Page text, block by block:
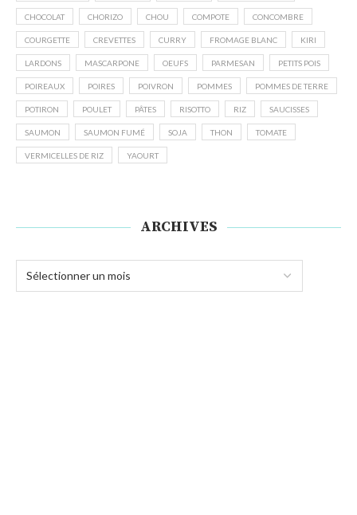
CHOCOLAT CHORIZO CHOU COMPOTE CONCOMBRE
COURGETTE CREVETTES CURRY FROMAGE BLANC KIRI
LARDONS MASCARPONE OEUFS PARMESAN PETITS POIS
POIREAUX POIRES POIVRON POMMES POMMES DE TERRE
POTIRON POULET PÂTES RISOTTO RIZ SAUCISSES
SAUMON SAUMON FUMÉ SOJA THON TOMATE
VERMICELLES DE RIZ YAOURT
ARCHIVES